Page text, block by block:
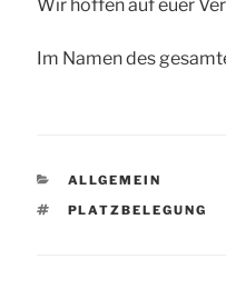
Wir hoffen auf euer
Im Namen des
KATEGORIEN
ALLGEMEIN
SCHLAGWÖRTER
PLATZBELEGUNG